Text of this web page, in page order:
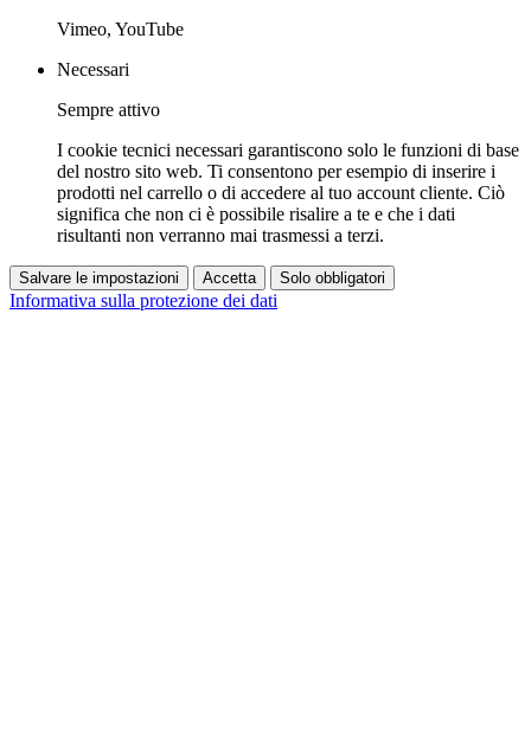
Vimeo, YouTube
Necessari
Sempre attivo
I cookie tecnici necessari garantiscono solo le funzioni di base
del nostro sito web. Ti consentono per esempio di inserire i
prodotti nel carrello o di accedere al tuo account cliente. Ciò
significa che non ci è possibile risalire a te e che i dati
risultanti non verranno mai trasmessi a terzi.
Salvare le impostazioni Accetta Solo obbligatori
Informativa sulla protezione dei dati